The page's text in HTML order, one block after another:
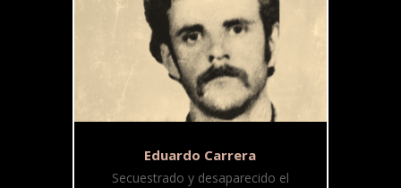
Eduardo Carrera
Secuestrado y desaparecido el